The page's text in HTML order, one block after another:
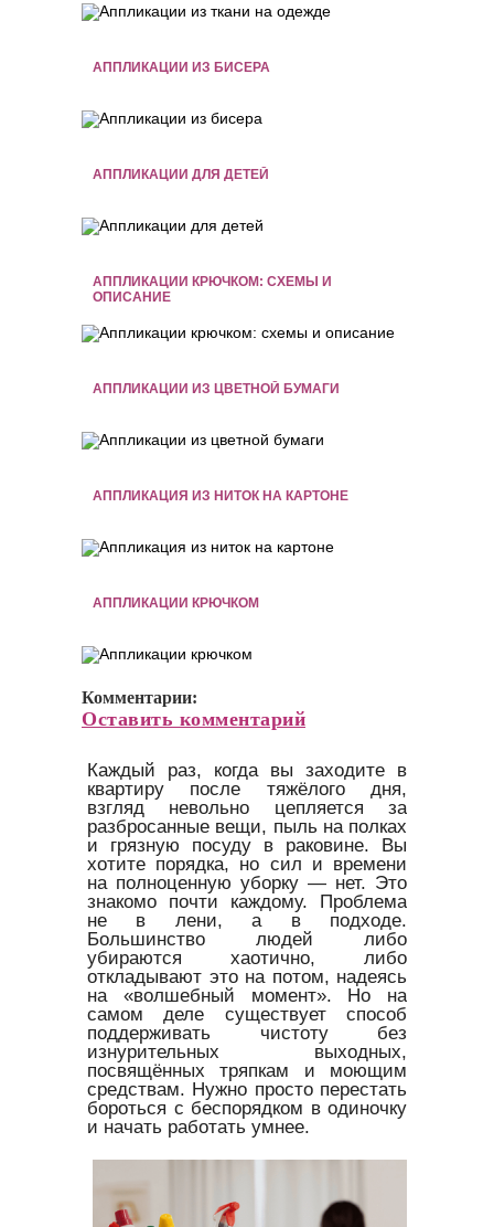
АППЛИКАЦИИ ИЗ БИСЕРА
АППЛИКАЦИИ ДЛЯ ДЕТЕЙ
АППЛИКАЦИИ КРЮЧКОМ: СХЕМЫ И
ОПИСАНИЕ
АППЛИКАЦИИ ИЗ ЦВЕТНОЙ БУМАГИ
АППЛИКАЦИЯ ИЗ НИТОК НА КАРТОНЕ
АППЛИКАЦИИ КРЮЧКОМ
Комментарии:
Оставить комментарий
Каждый раз, когда вы заходите в
квартиру после тяжёлого дня,
взгляд невольно цепляется за
разбросанные вещи, пыль на полках
и грязную посуду в раковине. Вы
хотите порядка, но сил и времени
на полноценную уборку — нет. Это
знакомо почти каждому. Проблема
не в лени, а в подходе.
Большинство людей либо
убираются хаотично, либо
откладывают это на потом, надеясь
на «волшебный момент». Но на
самом деле существует способ
поддерживать чистоту без
изнурительных выходных,
посвящённых тряпкам и моющим
средствам. Нужно просто перестать
бороться с беспорядком в одиночку
и начать работать умнее.